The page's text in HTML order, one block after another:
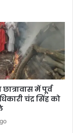
में पूर्व
चंद्र सिंह को